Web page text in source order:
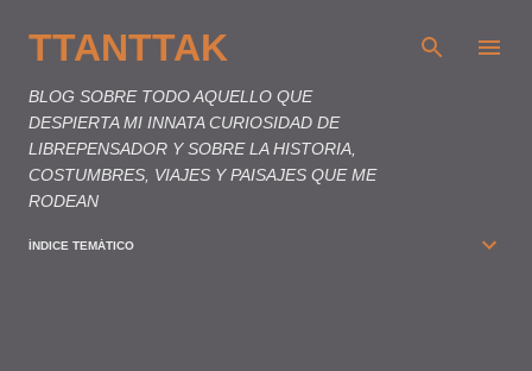
TTANTTAK
BLOG SOBRE TODO AQUELLO QUE
DESPIERTA MI INNATA CURIOSIDAD DE
LIBREPENSADOR Y SOBRE LA HISTORIA,
COSTUMBRES, VIAJES Y PAISAJES QUE ME
RODEAN
ÍNDICE TEMÁTICO